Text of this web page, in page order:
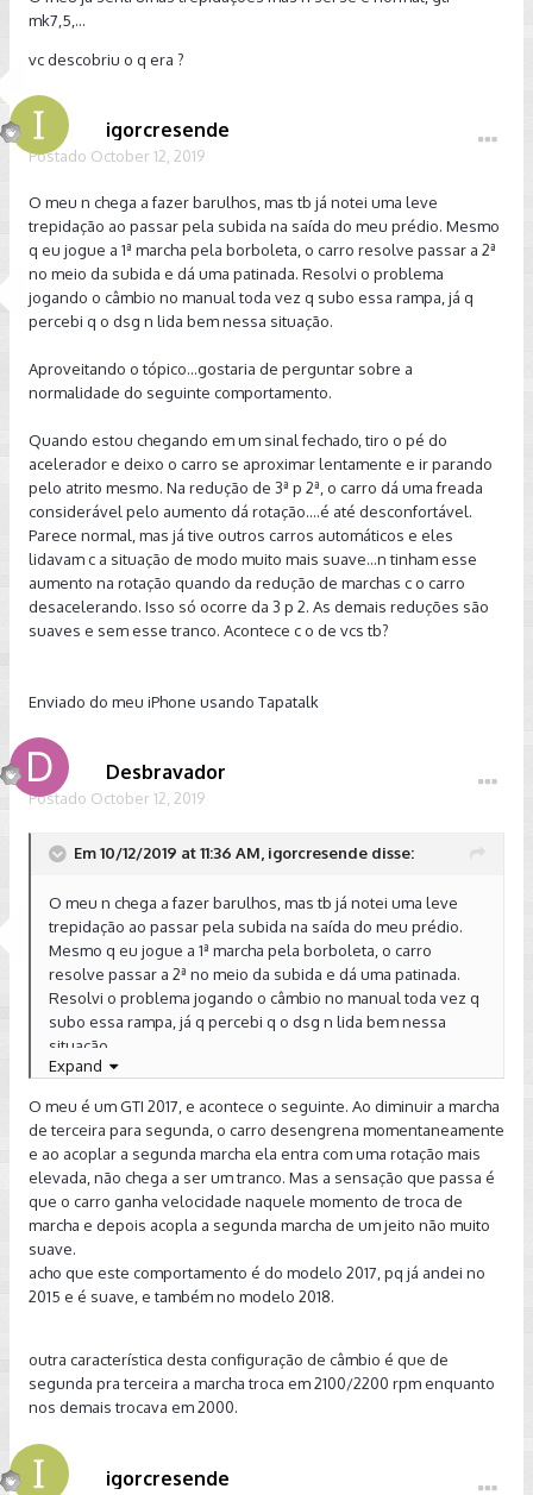
mk7,5,...
vc descobriu o q era ?
igorcresende
Postado October 12, 2019
O meu n chega a fazer barulhos, mas tb já notei uma leve
trepidação ao passar pela subida na saída do meu prédio. Mesmo
q eu jogue a 1ª marcha pela borboleta, o carro resolve passar a 2ª
no meio da subida e dá uma patinada. Resolvi o problema
jogando o câmbio no manual toda vez q subo essa rampa, já q
percebi q o dsg n lida bem nessa situação.
Aproveitando o tópico...gostaria de perguntar sobre a
normalidade do seguinte comportamento.
Quando estou chegando em um sinal fechado, tiro o pé do
acelerador e deixo o carro se aproximar lentamente e ir parando
pelo atrito mesmo. Na redução de 3ª p 2ª, o carro dá uma freada
considerável pelo aumento dá rotação....é até desconfortável.
Parece normal, mas já tive outros carros automáticos e eles
lidavam c a situação de modo muito mais suave...n tinham esse
aumento na rotação quando da redução de marchas c o carro
desacelerando. Isso só ocorre da 3 p 2. As demais reduções são
suaves e sem esse tranco. Acontece c o de vcs tb?
Enviado do meu iPhone usando Tapatalk
Desbravador
Postado October 12, 2019
Em 10/12/2019 at 11:36 AM, igorcresende disse:
O meu n chega a fazer barulhos, mas tb já notei uma leve
trepidação ao passar pela subida na saída do meu prédio.
Mesmo q eu jogue a 1ª marcha pela borboleta, o carro
resolve passar a 2ª no meio da subida e dá uma patinada.
Resolvi o problema jogando o câmbio no manual toda vez q
subo essa rampa, já q percebi q o dsg n lida bem nessa
situação.
normalidade do seguinte comportamento.
Quando estou chegando em um sinal fechado, tiro o pé do
acelerador e deixo o carro se aproximar lentamente e ir
parando pelo atrito mesmo. Na redução de 3ª p 2ª, o carro dá
uma freada considerável pelo aumento dá rotação....é até
desconfortável. Parece normal, mas já tive outros carros
automáticos e eles lidavam c a situação de modo muito mais
suave...n tinham esse aumento na rotação quando da
da 3 p 2. As demais reduções são suaves e sem esse tranco.
Acontece c o de vcs tb?
Enviado do meu iPhone usando Tapatalk
Expand
O meu é um GTI 2017, e acontece o seguinte. Ao diminuir a marcha
de terceira para segunda, o carro desengrena momentaneamente
e ao acoplar a segunda marcha ela entra com uma rotação mais
elevada, não chega a ser um tranco. Mas a sensação que passa é
que o carro ganha velocidade naquele momento de troca de
marcha e depois acopla a segunda marcha de um jeito não muito
suave.
acho que este comportamento é do modelo 2017, pq já andei no
2015 e é suave, e também no modelo 2018.
outra característica desta configuração de câmbio é que de
segunda pra terceira a marcha troca em 2100/2200 rpm enquanto
nos demais trocava em 2000.
igorcresende